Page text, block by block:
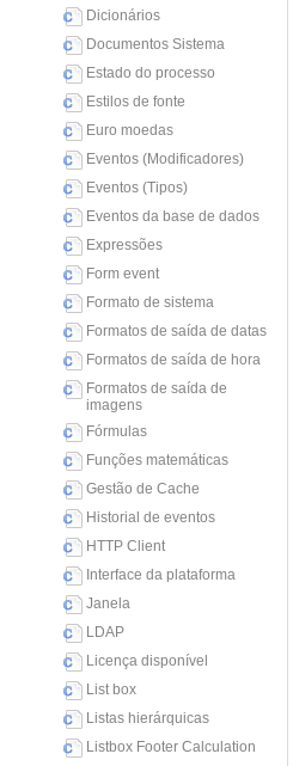
Dicionários
Documentos Sistema
Estado do processo
Estilos de fonte
Euro moedas
Eventos (Modificadores)
Eventos (Tipos)
Eventos da base de dados
Expressões
Form event
Formato de sistema
Formatos de saída de datas
Formatos de saída de hora
Formatos de saída de
imagens
Fórmulas
Funções matemáticas
Gestão de Cache
Historial de eventos
HTTP Client
Interface da plataforma
Janela
LDAP
Licença disponível
List box
Listas hierárquicas
Listbox Footer Calculation